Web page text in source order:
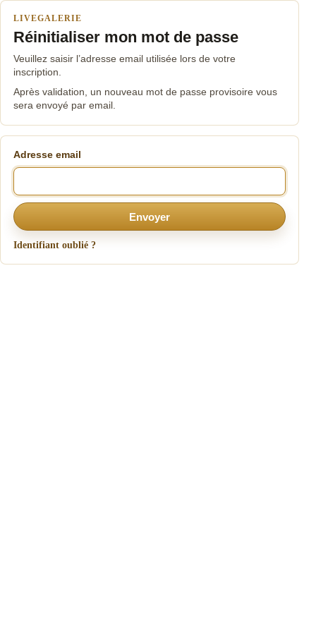
LIVEGALERIE
Réinitialiser mon mot de passe
Veuillez saisir l’adresse email utilisée lors de votre
inscription.
Après validation, un nouveau mot de passe provisoire vous
sera envoyé par email.
Adresse email
Envoyer
Identifiant oublié ?